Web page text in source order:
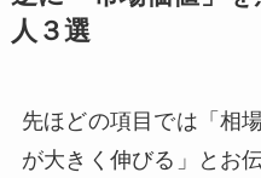
人３選
先ほどの項目では「相
が大きく伸びる」とお